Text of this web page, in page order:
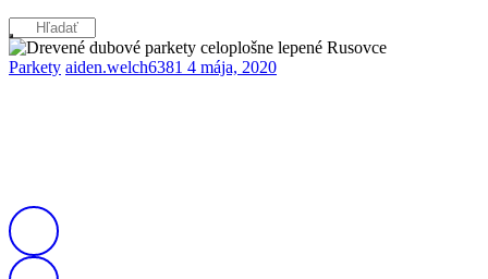
Parkety aiden.welch6381 4 mája, 2020